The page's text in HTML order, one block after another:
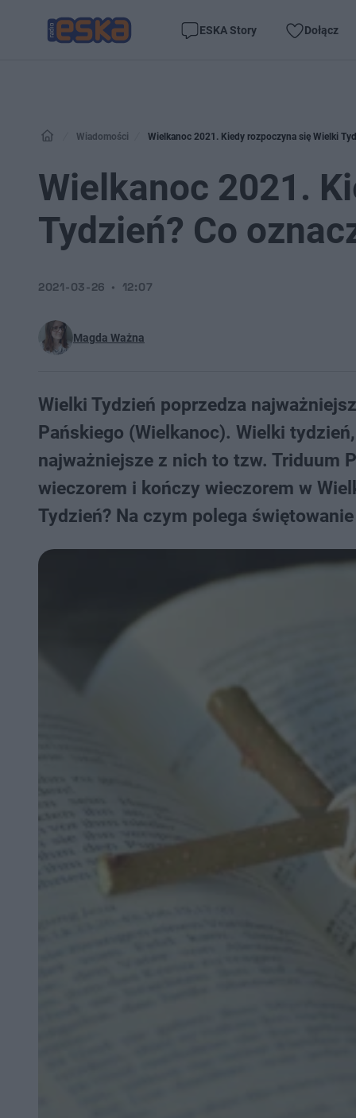
ESKA Story Dołącz
Wiadomości Wielkanoc 2021. Kiedy rozpoczyna się Wielki
Wielkanoc 2021.
Tydzień? Co
Magda Ważna
2021-03-26 12:07
Wielki Tydzień poprzedza
Pańskiego (Wielkanoc). Wielki
najważniejsze z nich to tzw. Triduum
wieczorem i kończy wieczorem w
Tydzień? Na czym polega